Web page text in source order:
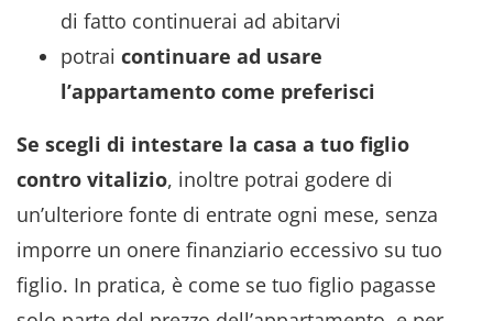
di fatto continuerai ad abitarvi
potrai continuare ad usare
l’appartamento come preferisci
Se scegli di intestare la casa a tuo figlio
contro vitalizio, inoltre potrai godere di
un’ulteriore fonte di entrate ogni mese, senza
imporre un onere finanziario eccessivo su tuo
figlio. In pratica, è come se tuo figlio pagasse